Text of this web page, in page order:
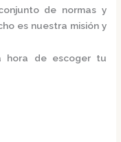
de normas y
es nuestra misión y
hora de escoger tu